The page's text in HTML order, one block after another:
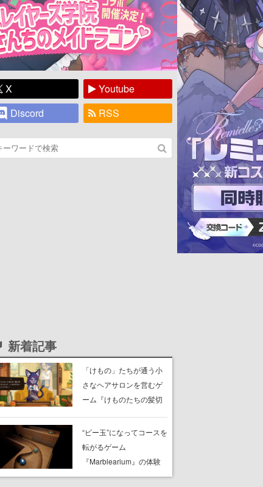
X
Youtube
Discord
RSS
新着記事
「けもの」たちが通う小
さなヘアサロンを営むゲ
ーム『けものたちの髪切
始。悩みを持ったお客様
と会話を交わし“本当に望
んでる髪型”を見つけ出す
“ビー玉”になってコースを
転がるゲーム
『Marblearium』の体験
版がSteamで本日8月7日